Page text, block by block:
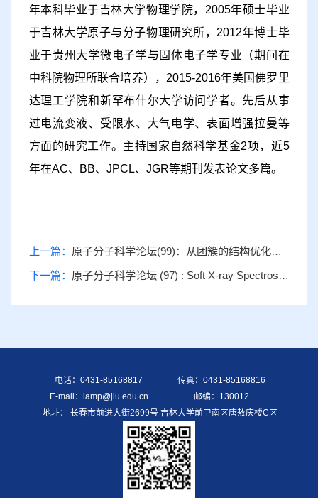
年本科毕业于吉林大学物理学院， 2005年硕士毕业
于吉林大学原子与分子物理研究所， 2012年博士毕
业于贵州大学微电子学与固体电子学专业（期间在
中科院物理所联合培养）， 2015-2016年美国佛罗里
达理工学院和新罕布什尔大学访问学者。先后从事
过电流变液、受限水、大气电学、表面增强拉曼等
方面的研究工作。主持国家自然科学基金2项，近5
年在AC、 BB、 JPCL、 JGR等期刊发表论文多篇。
上一篇： 原子分子科学论坛(99)：从团簇的结构优化、逆向设计到团簇组装的能带调控
下一篇： 原子分子科学论坛 (97) : Soft X-ray Spectroscopy of Liquid Samples Utilizing Modern Light Sources
电话：0431-85168817
传真：0431-85168816
E-mail：iamp@jlu.edu.cn
邮编：130012
地址： 长春市前进大街2699号 吉林大学前卫南区唐敖庆楼C区